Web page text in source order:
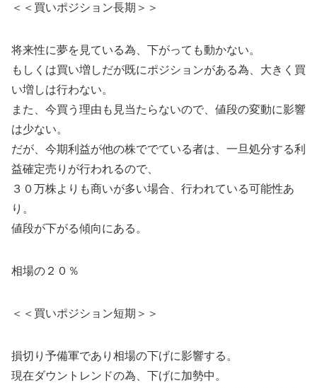
＜＜買いポジション長期＞＞
将来性に夢を見ている為、下がっても動かない。
もしくは買い増しだが既にポジションがある為、大きく買
い増しは行わない。
また、今買う理由も見当たらないので、値段の変動に影響
は少ない。
だが、今期利益が他の株ででている者は、一旦処分する利
益確定売りが行われるので、
３０万株よりも商いが多い場合、行われている可能性あ
り。
値段が下がる傾向にある。
相場の２０％
＜＜買いポジション短期＞＞
損切り予備軍であり相場の下げに影響する。
現在ダウントレンドの為、下げに加勢中。